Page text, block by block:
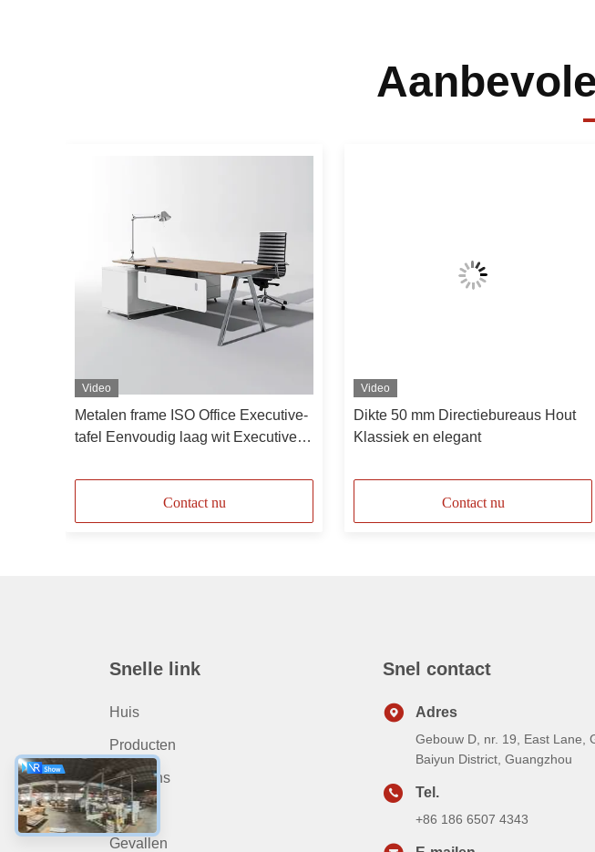
Video
Metalen frame ISO Office Executive-
tafel Eenvoudig laag wit Executive-
Contact nu
Video
Dikte 50 mm Directiebureaus Hout
Klassiek en elegant
Contact nu
Snelle link
Huis
Producten
Over Ons
Nieuws
Gevallen
Snel contact
Adres
Gebouw D, nr. 19, East Lane,
Baiyun District, Guangzhou
Tel.
+86 186 6507 4343